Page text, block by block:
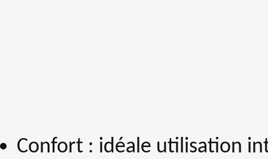
Confort : idéale utilisation